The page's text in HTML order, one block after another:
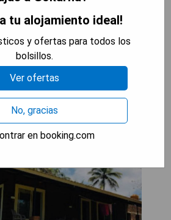
PRECIOS
tu alojamiento ideal!
y ofertas para todos los
bolsillos.
Ver ofertas
No, gracias
en booking.com